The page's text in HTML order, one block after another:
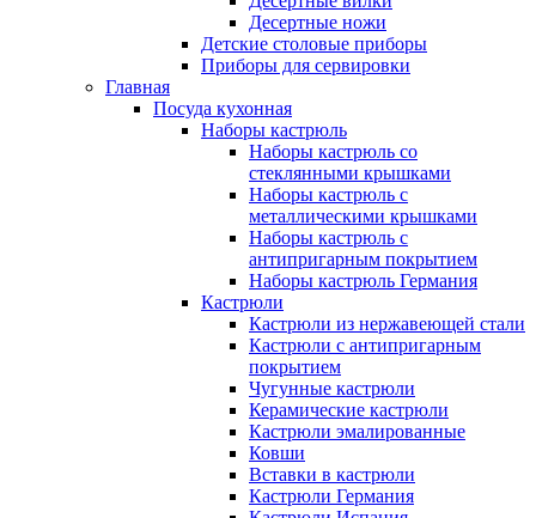
Десертные ножи
Детские столовые приборы
Приборы для сервировки
Главная
Посуда кухонная
Наборы кастрюль
Наборы кастрюль со
стеклянными крышками
Наборы кастрюль с
металлическими крышками
Наборы кастрюль с
антипригарным покрытием
Наборы кастрюль Германия
Кастрюли
Кастрюли из нержавеющей стали
Кастрюли с антипригарным
покрытием
Чугунные кастрюли
Керамические кастрюли
Кастрюли эмалированные
Ковши
Вставки в кастрюли
Кастрюли Германия